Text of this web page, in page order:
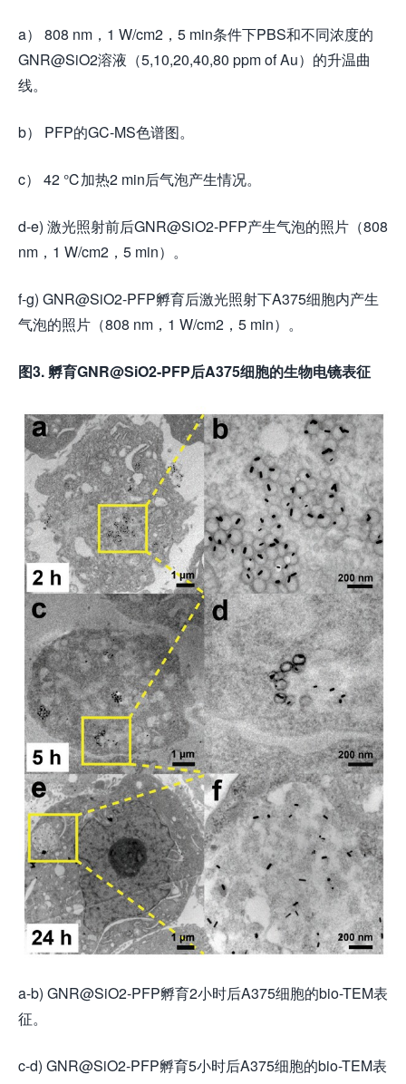
a） 808 nm，1 W/cm2，5 min条件下PBS和不同浓度的
GNR@SiO2溶液（5,10,20,40,80 ppm of Au）的升温曲
线。
b） PFP的GC-MS色谱图。
c） 42 ℃加热2 min后气泡产生情况。
d-e) 激光照射前后GNR@SiO2-PFP产生气泡的照片（808
nm，1 W/cm2，5 min）。
f-g) GNR@SiO2-PFP孵育后激光照射下A375细胞内产生
气泡的照片（808 nm，1 W/cm2，5 min）。
图3. 孵育GNR@SiO2-PFP后A375细胞的生物电镜表征
a-b) GNR@SiO2-PFP孵育2小时后A375细胞的bio-TEM表
征。
c-d) GNR@SiO2-PFP孵育5小时后A375细胞的bio-TEM表